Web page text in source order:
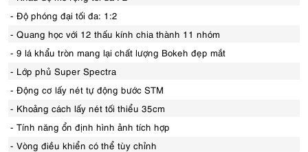
- Độ phóng đại tối đa: 1:2
- Quang học với 12 thấu kính chia thành 11 nhóm
- 9 lá khẩu tròn mang lại chất lượng Bokeh đẹp mắt
- Lớp phủ Super Spectra
- Động cơ lấy nét tự động bước STM
- Khoảng cách lấy nét tối thiểu 35cm
- Tính năng ổn định hình ảnh tích hợp
- Vòng điều khiển có thể tùy chỉnh